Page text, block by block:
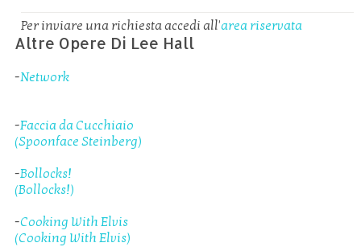
Per inviare una richiesta accedi all'area riservata
Altre Opere Di Lee Hall
-Network
-Faccia da Cucchiaio
(Spoonface Steinberg)
-Bollocks!
(Bollocks!)
-Cooking With Elvis
(Cooking With Elvis)